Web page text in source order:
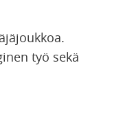
työ sekä